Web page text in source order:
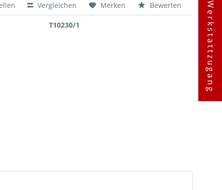
Vergleichen Merken Bewerten
T10230/1 Werkstattzugang